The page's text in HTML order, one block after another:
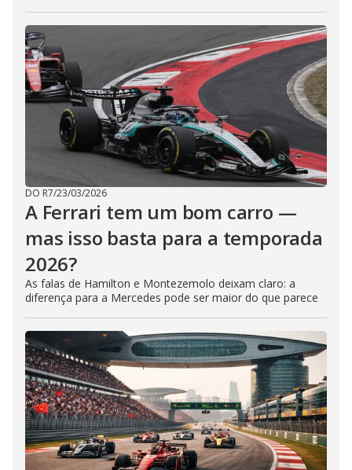
DO R7/23/03/2026
A Ferrari tem um bom carro —
mas isso basta para a temporada
2026?
As falas de Hamilton e Montezemolo deixam claro: a
diferença para a Mercedes pode ser maior do que parece